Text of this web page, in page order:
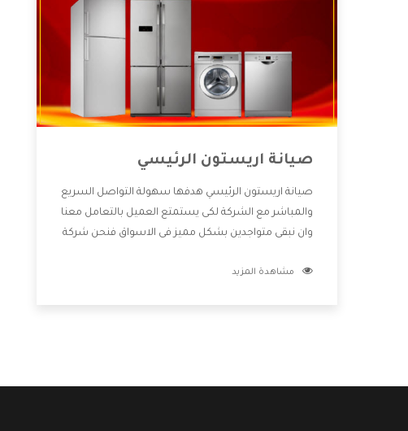
صيانة اريستون الرئيسي
صيانة اريستون الرئيسي هدفها سهولة التواصل السريع
والمباشر مع الشركة لكى يستمتع العميل بالتعامل معنا
وان نبقى متواجدين بشكل مميز فى الاسواق فنحن شركة
بالخدمات التى تنفرد الشركة بها والتى تكون منها خدمة
مشاهدة المزيد